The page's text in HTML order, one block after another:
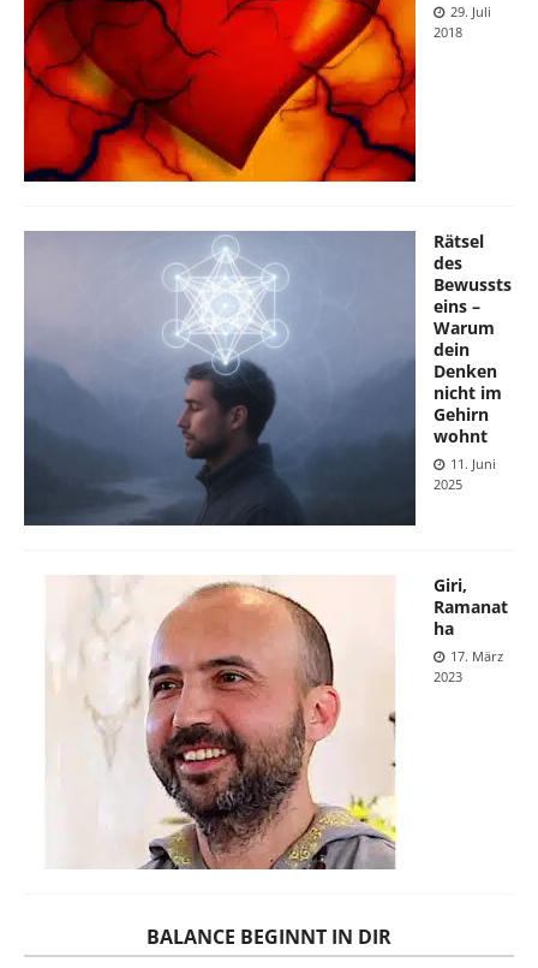
29. Juli
2018
Rätsel
des
Bewussts
eins –
Warum
dein
Denken
nicht im
Gehirn
wohnt
11. Juni
2025
Giri,
Ramanat
ha
17. März
2023
BALANCE BEGINNT IN DIR